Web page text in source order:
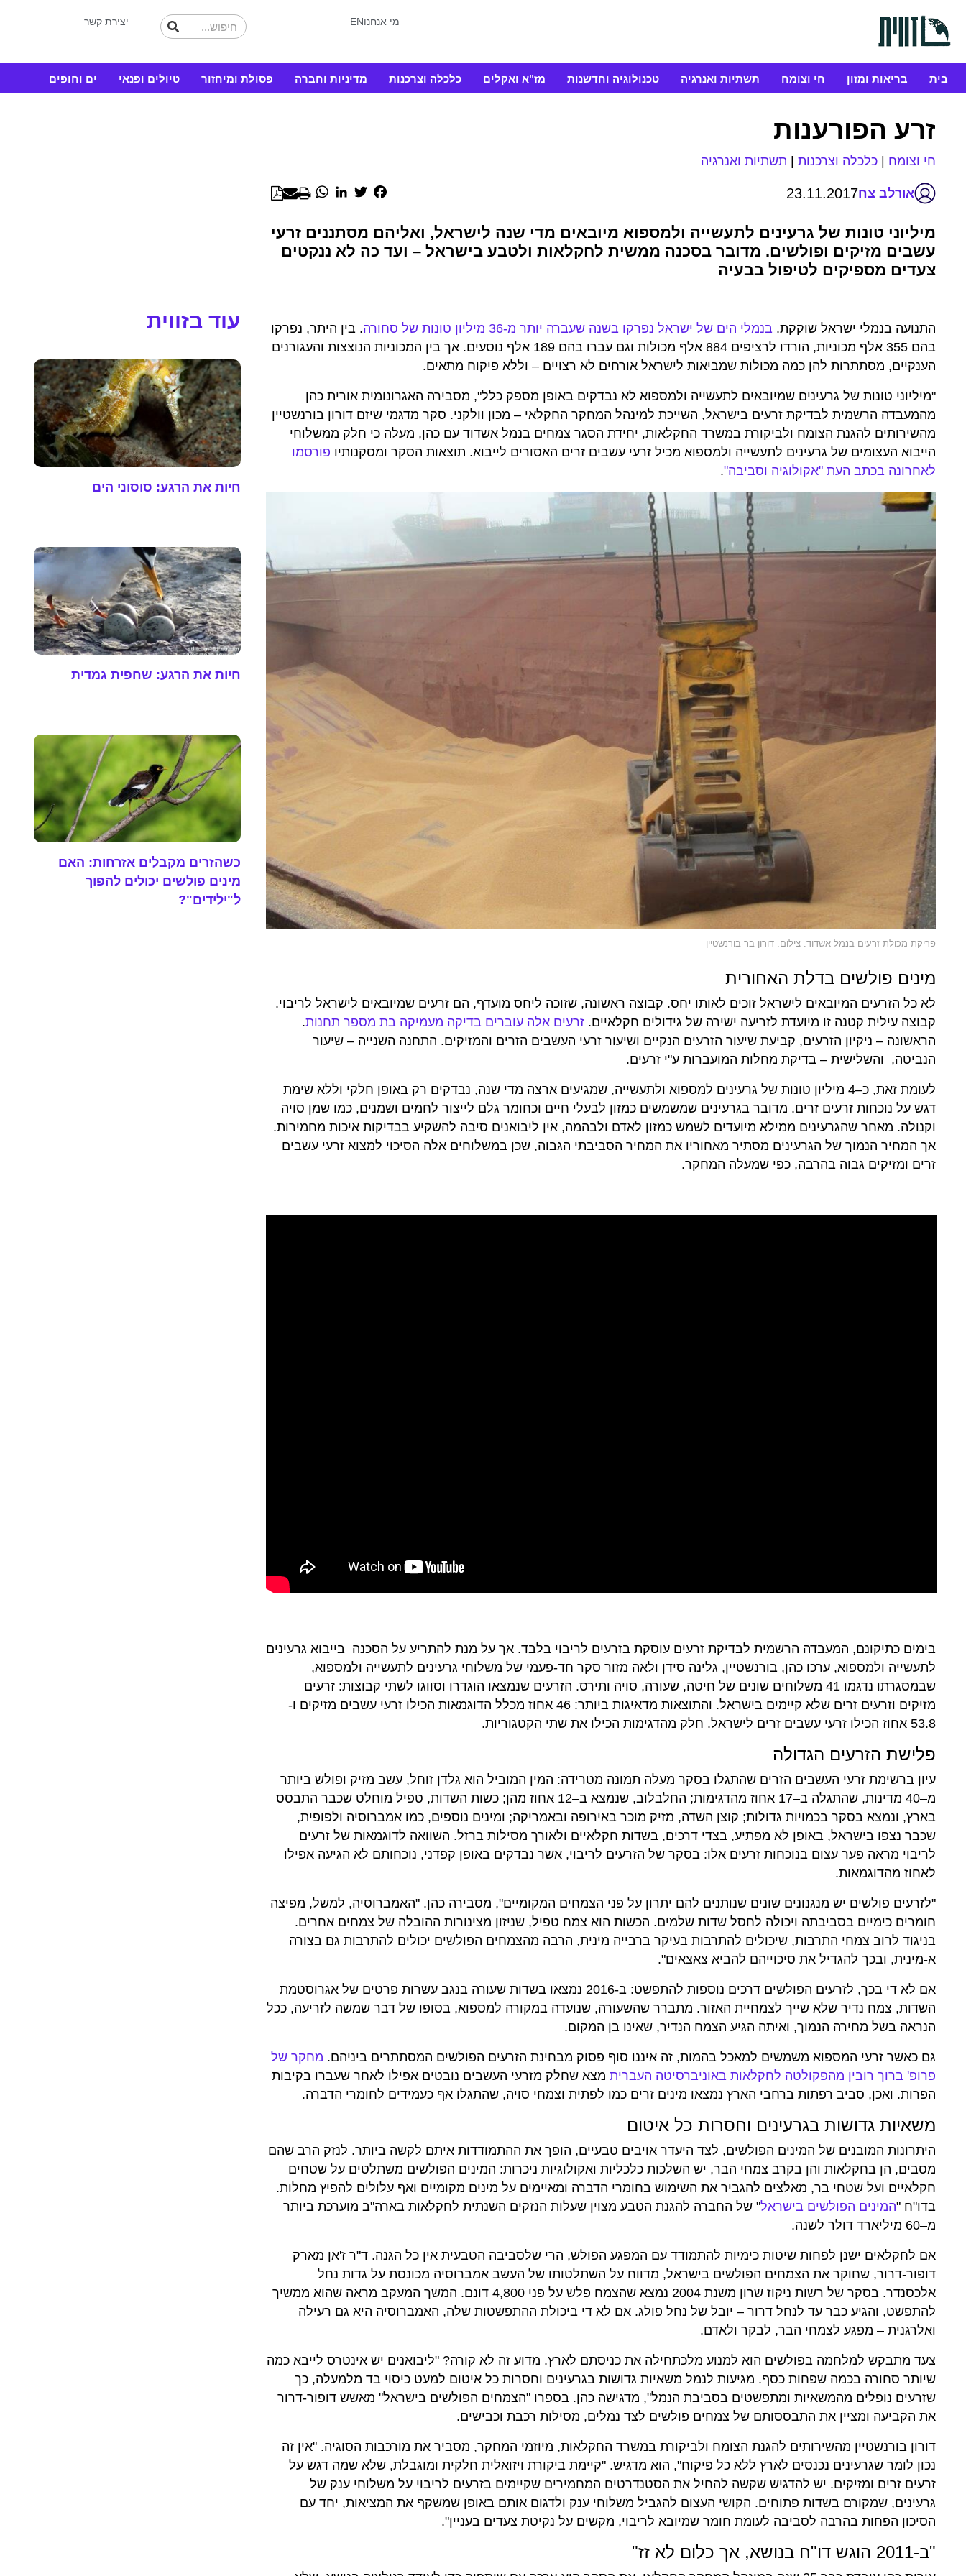
מי אנחנוEN יצירת קשר
בית בריאות ומזון חי וצומח תשתיות ואנרגיה טכנולוגיה וחדשנות מז"א ואקלים כלכלה וצרכנות מדיניות וחברה פסולת ומיחזור טיולים ופנאי ים וחופים
זרע הפורענות
חי וצומח כלכלה וצרכנות תשתיות ואנרגיה
אורלב צח23.11.2017
Facebook
Twitter
LinkedIn
WhatsApp
מיליוני טונות של גרעינים לתעשייה ולמספוא מיובאים מדי שנה לישראל, ואליהם מסתננים זרעי
עשבים מזיקים ופולשים. מדובר בסכנה ממשית לחקלאות ולטבע בישראל – ועד כה לא ננקטים
צעדים מספיקים לטיפול בבעיה
התנועה בנמלי ישראל שוקקת. בנמלי הים של ישראל נפרקו בשנה שעברה יותר מ-36 מיליון טונות של סחורה
. בין היתר, נפרקו
בהם 355 אלף מכוניות, הורדו לרציפים 884 אלף מכולות וגם עברו בהם 189 אלף נוסעים. אך בין המכוניות הנוצצות והעגורנים
הענקיים, מסתתרות להן כמה מכולות שמביאות לישראל אורחים לא רצויים – וללא פיקוח מתאים.
"מיליוני טונות של גרעינים שמיובאים לתעשייה ולמספוא לא נבדקים באופן מספק כלל", מסבירה האגרונומית אורית כהן
מהמעבדה הרשמית לבדיקת זרעים בישראל, השייכת למינהל המחקר החקלאי – מכון וולקני. סקר מדגמי שיזם דורון בורנשטיין
מהשירותים להגנת הצומח ולביקורת במשרד החקלאות, יחידת הסגר צמחים בנמל אשדוד עם כהן, מעלה כי חלק ממשלוחי
הייבוא העצומים של גרעינים לתעשייה ולמספוא מכיל זרעי עשבים זרים האסורים לייבוא. תוצאות הסקר ומסקנותיו פורסמו
לאחרונה בכתב העת "אקולוגיה וסביבה".
פריקת מכולת זרעים בנמל אשדוד. צילום: דורון בר-בורנשטיין
מינים פולשים בדלת האחורית
לא כל הזרעים המיובאים לישראל זוכים לאותו יחס. קבוצה ראשונה, שזוכה ליחס מועדף, הם זרעים שמיובאים לישראל לריבוי.
קבוצה עילית קטנה זו מיועדת לזריעה ישירה של גידולים חקלאיים. זרעים אלה עוברים בדיקה מעמיקה בת מספר תחנות.
הראשונה – ניקיון הזרעים, קביעת שיעור הזרעים הנקיים ושיעור זרעי העשבים הזרים והמזיקים. התחנה השנייה – שיעור
הנביטה, והשלישית – בדיקת מחלות המועברות ע"י זרעים.
לעומת זאת, כ–4 מיליון טונות של גרעינים למספוא ולתעשייה, שמגיעים ארצה מדי שנה, נבדקים רק באופן חלקי וללא שימת
דגש על נוכחות זרעים זרים. מדובר בגרעינים שמשמשים כמזון לבעלי חיים וכחומר גלם לייצור לחמים ושמנים, כמו שמן סויה
וקנולה. מאחר שהגרעינים ממילא מיועדים לשמש כמזון לאדם ולבהמה, אין ליבואנים סיבה להשקיע בבדיקות איכות מחמירות.
אך המחיר הנמוך של הגרעינים מסתיר מאחוריו את המחיר הסביבתי הגבוה, שכן במשלוחים אלה הסיכוי למצוא זרעי עשבים
זרים ומזיקים גבוה בהרבה, כפי שמעלה המחקר.
בימים כתיקונם, המעבדה הרשמית לבדיקת זרעים עוסקת בזרעים לריבוי בלבד. אך על מנת להתריע על הסכנה בייבוא גרעינים
לתעשייה ולמספוא, ערכו כהן, בורנשטיין, גלינה סידן ולאה מזור סקר חד-פעמי של משלוחי גרעינים לתעשייה ולמספוא,
שבמסגרתו נדגמו 41 משלוחים שונים של חיטה, שעורה, סויה ותירס. הזרעים שנמצאו הוגדרו וסווגו לשתי קבוצות: זרעים
מזיקים וזרעים זרים שלא קיימים בישראל. והתוצאות מדאיגות ביותר: 46 אחוז מכלל הדוגמאות הכילו זרעי עשבים מזיקים ו-
53.8 אחוז הכילו זרעי עשבים זרים לישראל. חלק מהדגימות הכילו את שתי הקטגוריות.
פלישת הזרעים הגדולה
עיון ברשימת זרעי העשבים הזרים שהתגלו בסקר מעלה תמונה מטרידה: המין המוביל הוא גלדן זוחל, עשב מזיק ופולש ביותר
מ–40 מדינות, שהתגלה ב–17 אחוז מהדגימות; החלבלוב, שנמצא ב–12 אחוז מהן; כשות השדות, טפיל מוחלט שכבר התבסס
בארץ, ונמצא בסקר בכמויות גדולות; קוצן השדה, מזיק מוכר באירופה ובאמריקה; ומינים נוספים, כמו אמברוסיה ולפופית,
שכבר נצפו בישראל, באופן לא מפתיע, בצדי דרכים, בשדות חקלאיים ולאורך מסילות ברזל. השוואה לדוגמאות של זרעים
לריבוי מראה פער עצום בנוכחות זרעים אלו: בסקר של הזרעים לריבוי, אשר נבדקים באופן קפדני, נוכחותם לא הגיעה אפילו
לאחוז מהדוגמאות.
"לזרעים פולשים יש מנגנונים שונים שנותנים להם יתרון על פני הצמחים המקומיים", מסבירה כהן. "האמברוסיה, למשל, מפיצה
חומרים כימיים בסביבתה ויכולה לחסל שדות שלמים. הכשות הוא צמח טפיל, שניזון מצינורות ההובלה של צמחים אחרים.
בניגוד לרוב צמחי התרבות, שיכולים להתרבות בעיקר ברבייה מינית, הרבה מהצמחים הפולשים יכולים להתרבות גם בצורה
א-מינית, ובכך להגדיל את סיכוייהם להביא צאצאים".
אם לא די בכך, לזרעים הפולשים דרכים נוספות להתפשט: ב-2016 נמצאו בשדות שעורה בנגב עשרות פרטים של אגרוסטמת
השדות, צמח נדיר שלא שייך לצמחיית האזור. מתברר שהשעורה, שנועדה במקורה למספוא, בסופו של דבר שמשה לזריעה, ככל
הנראה בשל מחירה הנמוך, ואיתה הגיע הצמח הנדיר, שאינו בן המקום.
גם כאשר זרעי המספוא משמשים למאכל בהמות, זה איננו סוף פסוק מבחינת הזרעים הפולשים המסתתרים ביניהם. מחקר של
פרופ' ברוך רובין מהפקולטה לחקלאות באוניברסיטה העברית מצא שחלק מזרעי העשבים נובטים אפילו לאחר שעברו בקיבות
הפרות. ואכן, סביב רפתות ברחבי הארץ נמצאו מינים זרים כמו לפתית וצמחי סויה, שהתגלו אף כעמידים לחומרי הדברה.
משאיות גדושות בגרעינים וחסרות כל איטום
היתרונות המובנים של המינים הפולשים, לצד היעדר אויבים טבעיים, הופך את ההתמודדות איתם לקשה ביותר. לנזק הרב שהם
מסבים, הן בחקלאות והן בקרב צמחי הבר, יש השלכות כלכליות ואקולוגיות ניכרות: המינים הפולשים משתלטים על שטחים
חקלאיים ועל שטחי בר, מאלצים להגביר את השימוש בחומרי הדברה ומאיימים על מינים מקומיים ואף עלולים להפיץ מחלות.
בדו"ח "המינים הפולשים בישראל" של החברה להגנת הטבע מצוין שעלות הנזקים השנתית לחקלאות בארה"ב מוערכת ביותר
מ–60 מיליארד דולר לשנה.
אם לחקלאים ישנן לפחות שיטות כימיות להתמודד עם המפגע הפולש, הרי שלסביבה הטבעית אין כל הגנה. ד"ר ז'אן מארק
דופור-דרור, שחוקר את הצמחים הפולשים בישראל, מדווח על השתלטותו של העשב אמברוסיה מכונסת על גדות נחל
אלכסנדר. בסקר של רשות ניקוז שרון משנת 2004 נמצא שהצמח פלש על פני 4,800 דונם. המשך המעקב מראה שהוא ממשיך
להתפשט, והגיע כבר עד לנחל דרור – יובל של נחל פולג. אם לא די ביכולת ההתפשטות שלה, האמברוסיה היא גם רעילה
ואלרגנית – מפגע לצמחי הבר, לבקר ולאדם.
צעד מתבקש למלחמה בפולשים הוא למנוע מלכתחילה את כניסתם לארץ. מדוע זה לא קורה? "ליבואנים יש אינטרס לייבא כמה
שיותר סחורה בכמה שפחות כסף. מגיעות לנמל משאיות גדושות בגרעינים וחסרות כל איטום למעט כיסוי בד מלמעלה, כך
שזרעים נופלים מהמשאיות ומתפשטים בסביבת הנמל", מדגישה כהן. בספרו "הצמחים הפולשים בישראל" מאשש דופור-דרור
את הקביעה ומציין את התבססותם של צמחים פולשים לצד נמלים, מסילות רכבת וכבישים.
דורון בורנשטיין מהשירותים להגנת הצומח ולביקורת במשרד החקלאות, מיוזמי המחקר, מסביר את מורכבות הסוגיה. "אין זה
נכון לומר שגרעינים נכנסים לארץ ללא כל פיקוח", הוא מדגיש. "קיימת ביקורת ויזואלית חלקית ומוגבלת, שלא שמה דגש על
זרעים זרים ומזיקים. יש להדגיש שקשה להחיל את הסטנדרטים המחמירים שקיימים בזרעים לריבוי על משלוחי ענק של
גרעינים, שמקורם בשדות פתוחים. הקושי העצום להגביל משלוחי ענק ולדגום אותם באופן שמשקף את המציאות, יחד עם
הסיכון הפחות בהרבה לסביבה לעומת חומר שמיובא לריבוי, מקשים על נקיטת צעדים בעניין".
"ב-2011 הוגש דו"ח בנושא, אך כלום לא זז"
עוד בזווית
חיות את הרגע: סוסוני הים
חיות את הרגע: שחפית גמדית
כשהזרים מקבלים אזרחות: האם
מינים פולשים יכולים להפוך
ל"ילידים"?